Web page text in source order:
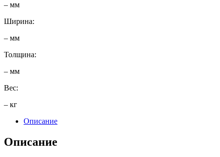
– мм
Ширина:
– мм
Толщина:
– мм
Вес:
– кг
Описание
Описание